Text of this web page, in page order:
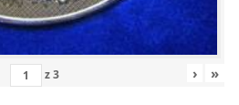
z3 › »